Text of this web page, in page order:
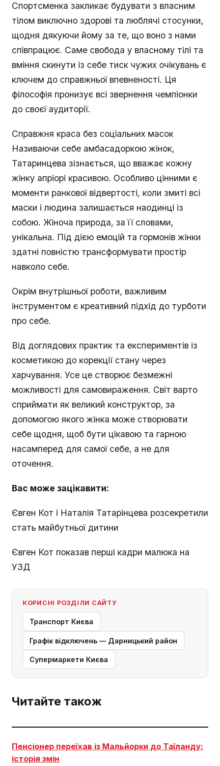
Спортсменка закликає будувати з власним
тілом виключно здорові та люблячі стосунки,
щодня дякуючи йому за те, що воно з нами
співпрацює. Саме свобода у власному тілі та
вміння скинути із себе тиск чужих очікувань є
ключем до справжньої впевненості. Ця
філософія пронизує всі звернення чемпіонки
до своєї аудиторії.
Справжня краса без соціальних масок
Називаючи себе амбасадоркою жінок,
Татаринцева зізнається, що вважає кожну
жінку апріорі красивою. Особливо цінними є
моменти ранкової відвертості, коли змиті всі
маски і людина залишається наодинці із
собою. Жіноча природа, за її словами,
унікальна. Під дією емоцій та гормонів жінки
здатні повністю трансформувати простір
навколо себе.
Окрім внутрішньої роботи, важливим
інструментом є креативний підхід до турботи
про себе.
Від доглядових практик та експериментів із
косметикою до корекції стану через
харчування. Усе це створює безмежні
можливості для самовираження. Світ варто
сприймати як великий конструктор, за
допомогою якого жінка може створювати
себе щодня, щоб бути цікавою та гарною
насамперед для самої себе, а не для
оточення.
Вас може зацікавити:
Євген Кот і Наталія Татарінцева розсекретили
стать майбутньої дитини
Євген Кот показав перші кадри малюка на
УЗД
КОРИСНІ РОЗДІЛИ САЙТУ
Транспорт Києва
Графік відключень — Дарницький район
Супермаркети Києва
Читайте також
Пенсіонер переїхав із Мальйорки до Таїланду:
історія змін